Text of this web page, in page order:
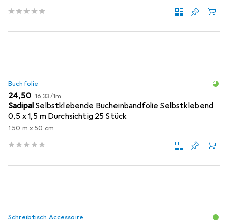
Buchfolie
EUR
24,50 EUR
16,33/1m
Sadipal Selbstklebende Bucheinbandfolie Selbstklebend
0,5 x 1,5 m Durchsichtig 25 Stück
1.50 m x 50 cm
Schreibtisch Accessoire